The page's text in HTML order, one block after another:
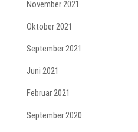
November 2021
Oktober 2021
September 2021
Juni 2021
Februar 2021
September 2020